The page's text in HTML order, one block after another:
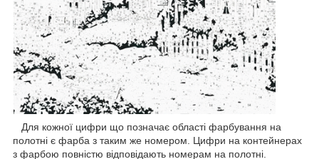
Для кожної цифри що позначає області фарбування на
полотні є фарба з таким же номером. Цифри на контейнерах
з фарбою повністю відповідають номерам на полотні.